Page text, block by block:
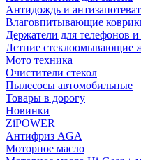
Антидождь и
Влаговпитывающие
Держатели для телефонов и
Летние стеклоомывающие
Мото техника
Очистители стекол
Пылесосы автомобильные
Товары в дорогу
Новинки
ZiPOWER
Антифриз AGA
Моторное масло